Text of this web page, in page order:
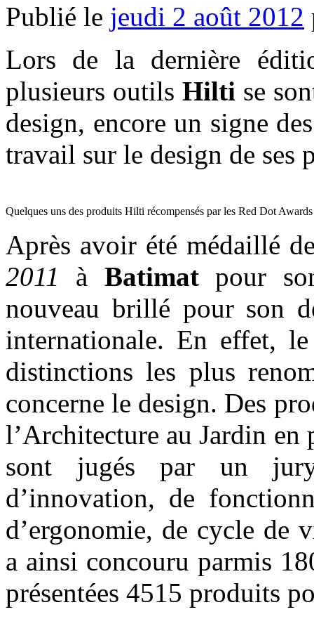
Publié le jeudi 2 août 2012
Lors de la dernière
plusieurs outils Hilti se
design, encore un signe
travail sur le design de ses
Quelques uns des produits Hilti récompensés par les Red Dot
Après avoir été médaillé
2011
à Batimatpour
nouveau brillé pour son
internationale. En effet,
distinctions les plus
concerne le design. Des
l’Architecture au Jardin en
sont jugés par un
d’innovation, de
d’ergonomie, de cycle de
a ainsi concouru parmis
présentées 4515 produits